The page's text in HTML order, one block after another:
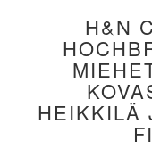
H&N
HEIKKILÄ